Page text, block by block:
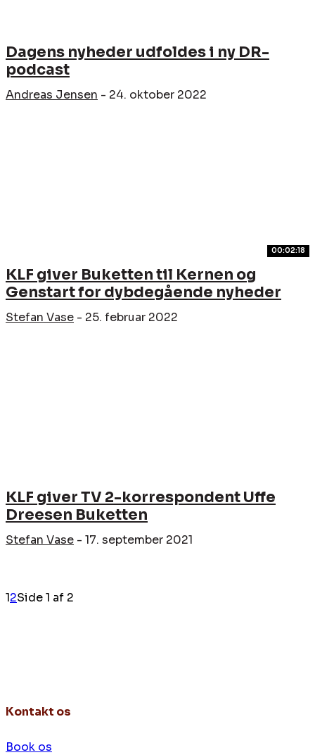
Dagens nyheder udfoldes i ny DR-
podcast
Andreas Jensen - 24. oktober 2022
00:02:18
KLF giver Buketten til Kernen og
Genstart for dybdegående nyheder
Stefan Vase - 25. februar 2022
KLF giver TV 2-korrespondent Uffe
Dreesen Buketten
Stefan Vase - 17. september 2021
12Side 1 af 2
Kontakt os
Book os